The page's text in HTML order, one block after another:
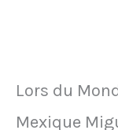
Lors du
Mexique